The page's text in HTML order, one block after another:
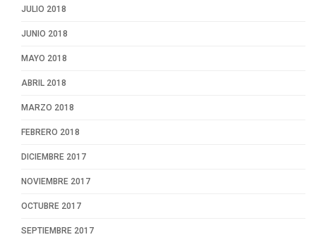
JULIO 2018
JUNIO 2018
MAYO 2018
ABRIL 2018
MARZO 2018
FEBRERO 2018
DICIEMBRE 2017
NOVIEMBRE 2017
OCTUBRE 2017
SEPTIEMBRE 2017